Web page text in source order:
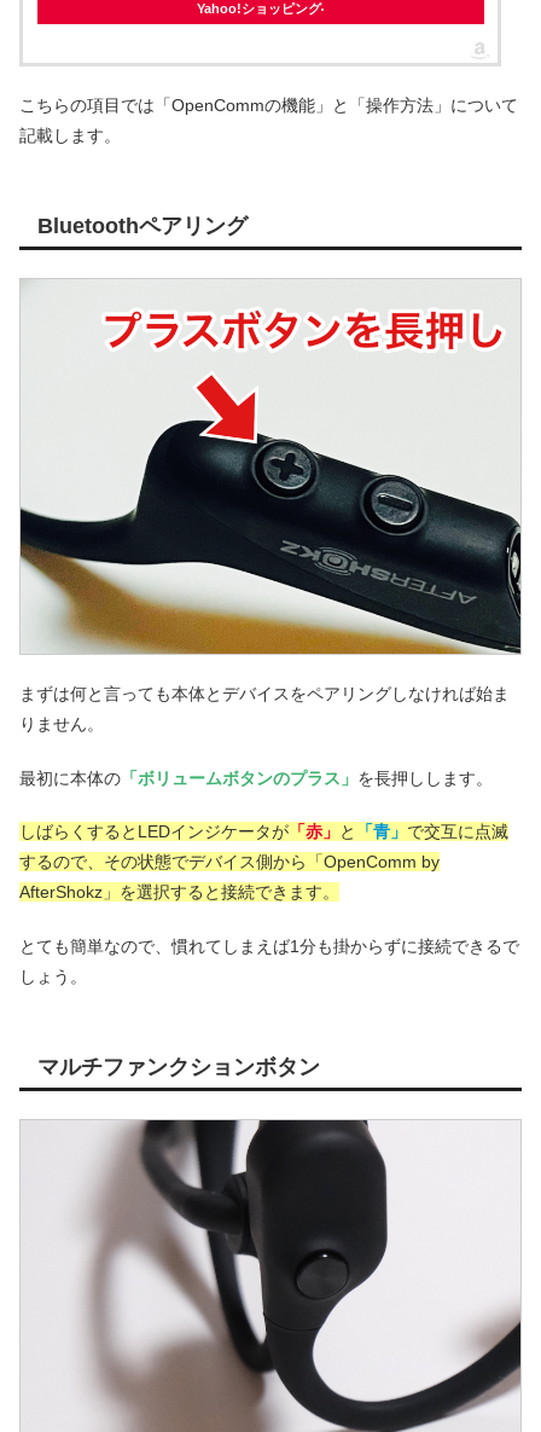
Yahoo!ショッピング
こちらの項目では「OpenCommの機能」と「操作方法」について
記載します。
Bluetoothペアリング
まずは何と言っても本体とデバイスをペアリングしなければ始ま
りません。
最初に本体の 「ボリュームボタンのプラス」 を長押しします。
しばらくするとLEDインジケータが 「赤」 と 「青」 で交互に点滅
するので、その状態でデバイス側から「OpenComm by
AfterShokz」を選択すると接続できます。
とても簡単なので、慣れてしまえば1分も掛からずに接続できるで
しょう。
マルチファンクションボタン